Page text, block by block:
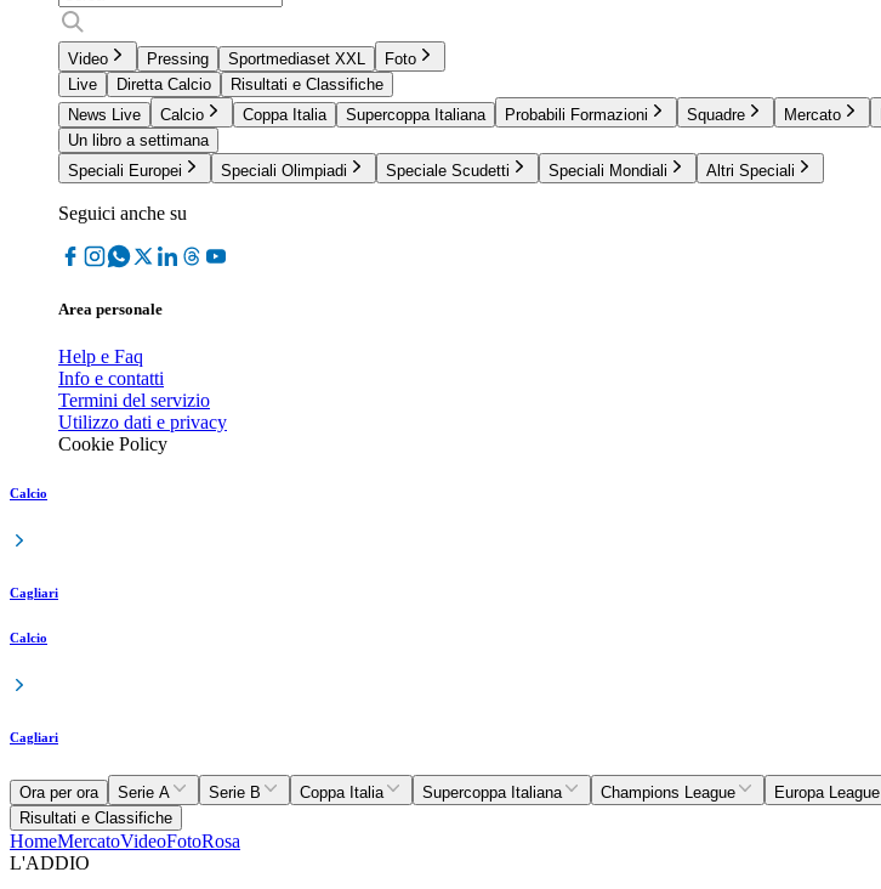
Video Pressing Sportmediaset XXL
Foto
Live
Diretta Calcio
Risultati e Classifiche
News Live
Calcio Coppa Italia Supercoppa Italiana Probabili Formazioni Squadre Mercato
Un libro a settimana
Speciali Europei
Speciali Olimpiadi Speciale Scudetti Speciali Mondiali Altri Speciali
Seguici anche su
Area personale
Help e Faq
Info e contatti
Termini del servizio
Utilizzo dati e privacy
Cookie Policy
Calcio
Cagliari
Calcio
Cagliari
Ora per ora Serie A Serie B Coppa Italia Supercoppa Italiana Champions League Europa League
Risultati e Classifiche
HomeMercatoVideoFotoRosa
L'ADDIO